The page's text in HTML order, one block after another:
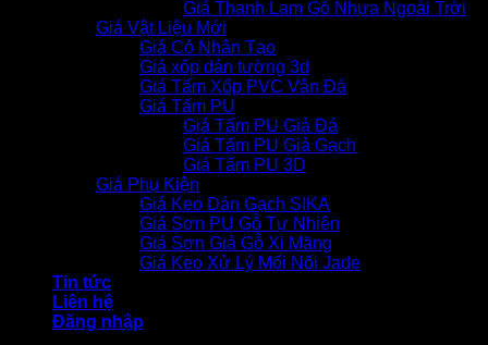
Giá Thanh Lam Gỗ Nhựa Ngoài Trời
Giá Vật Liệu Mới
Giá Cỏ Nhân Tạo
Giá xốp dán tường 3d
Giá Tấm Xốp PVC Vân Đá
Giá Tấm PU
Giá Tấm PU Giả Đá
Giá Tấm PU Giả Gạch
Giá Tấm PU 3D
Giá Phụ Kiện
Giá Keo Dán Gạch SIKA
Giá Sơn PU Gỗ Tự Nhiên
Giá Sơn Giả Gỗ Xi Măng
Giá Keo Xử Lý Mối Nối Jade
Tin tức
Liên hệ
Đăng nhập